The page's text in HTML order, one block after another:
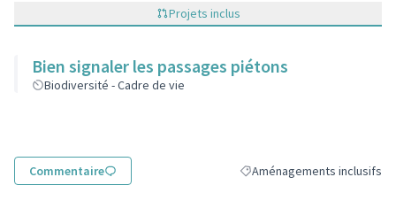
Projets inclus
Bien signaler les passages piétons
Biodiversité - Cadre de vie
Commentaire Filtrer les résultats de la
Aménagements inclusifs